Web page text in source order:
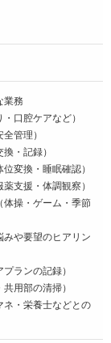
業務
口腔ケアなど）
管理）
・記録）
変換・睡眠確認）
支援・体調観察）
体操・ゲーム・季節
みや要望のヒアリン
ランの記録）
用部の清掃）
ネ・栄養士などとの